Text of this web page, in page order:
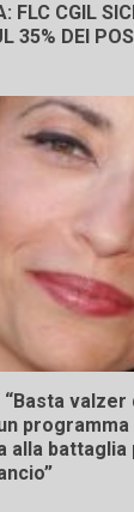
FLC CGIL
35% DEI
“Basta
alla battaglia